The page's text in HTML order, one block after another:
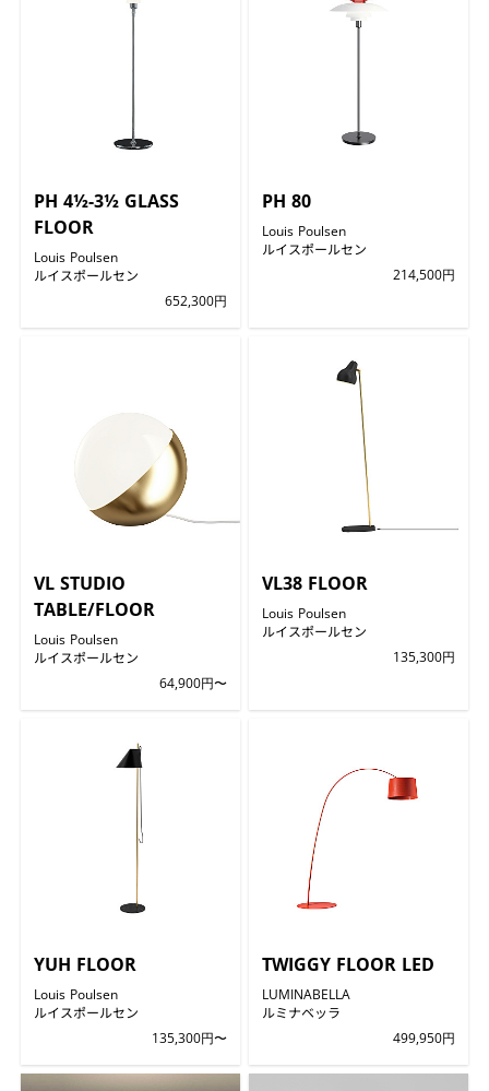
PH 4½-3½ GLASS
FLOOR
Louis Poulsen
ルイスポールセン
652,300円
PH 80
Louis Poulsen
ルイスポールセン
214,500円
VL STUDIO
TABLE/FLOOR
Louis Poulsen
ルイスポールセン
64,900円〜
VL38 FLOOR
Louis Poulsen
ルイスポールセン
135,300円
YUH FLOOR
Louis Poulsen
ルイスポールセン
135,300円〜
TWIGGY FLOOR LED
LUMINABELLA
ルミナベッラ
499,950円